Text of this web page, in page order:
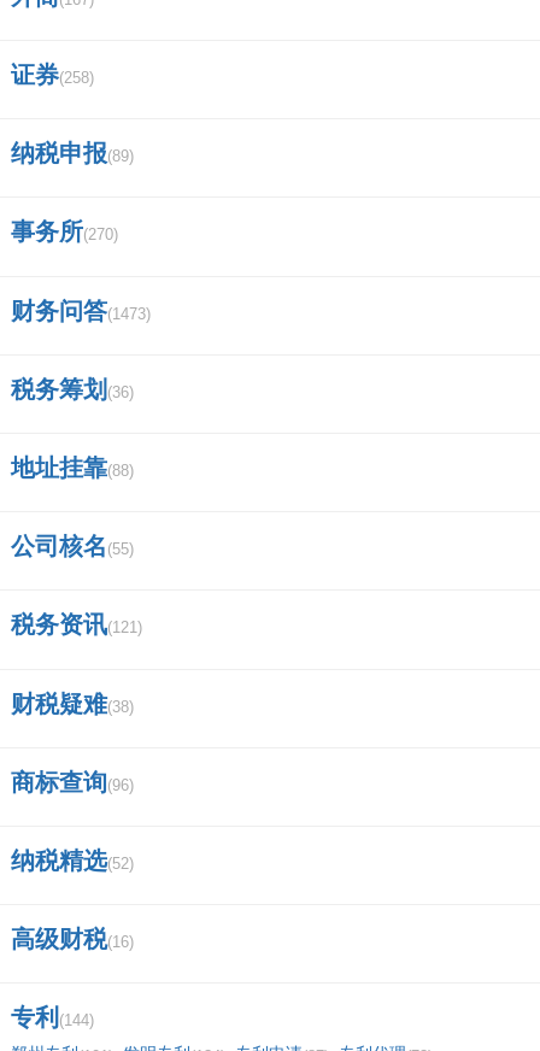
证券(258)
纳税申报(89)
事务所(270)
财务问答(1473)
税务筹划 (36)
地址挂靠(88)
公司核名 (55)
税务资讯(121)
财税疑难(38)
商标查询(96)
纳税精选(52)
高级财税(16)
专利 (144)